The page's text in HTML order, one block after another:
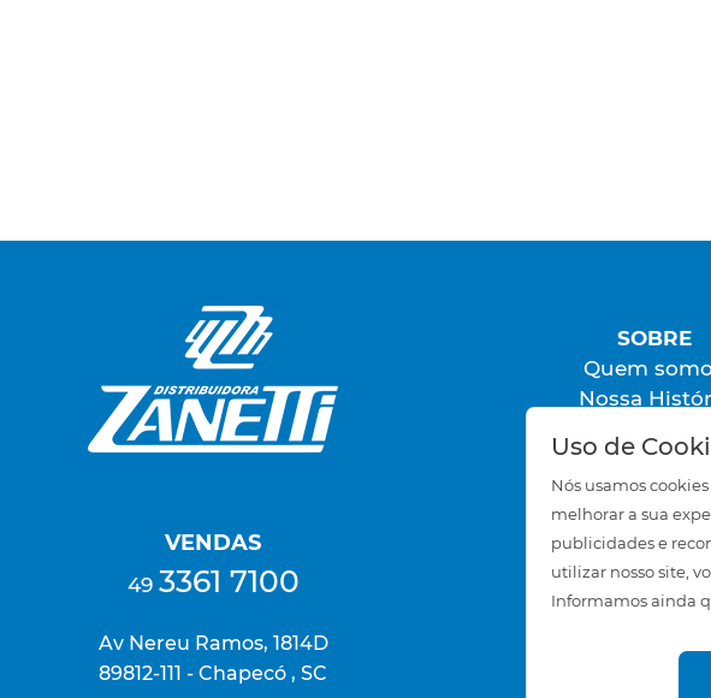
Uso de
Nós usamos
melhorar a sua
publicidades e
utilizar nosso site,
Informamos ainda
VENDAS
49 3361 7100
Av Nereu Ramos, 1814D
89812-111 - Chapecó , SC
SOBRE
Quem
Nossa
FALE
SAC
Trabalhe
Área